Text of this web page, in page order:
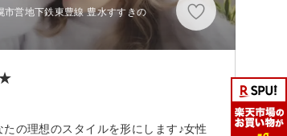
市営地下鉄東豊線 豊水すすきの
★
の理想のスタイルを形にします♪女性